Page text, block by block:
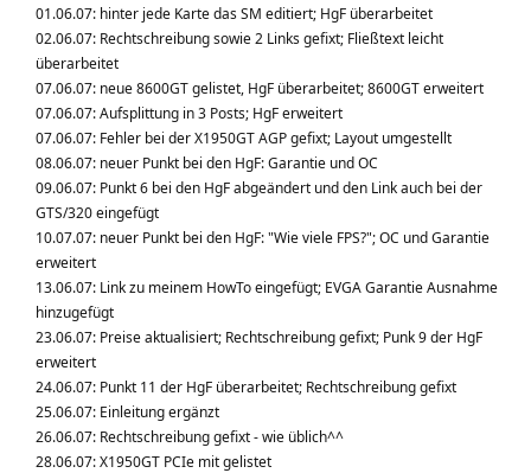
01.06.07: hinter jede Karte das SM editiert; HgF überarbeitet
02.06.07: Rechtschreibung sowie 2 Links gefixt; Fließtext leicht
überarbeitet
07.06.07: neue 8600GT gelistet, HgF überarbeitet; 8600GT erweitert
07.06.07: Aufsplittung in 3 Posts; HgF erweitert
07.06.07: Fehler bei der X1950GT AGP gefixt; Layout umgestellt
08.06.07: neuer Punkt bei den HgF: Garantie und OC
09.06.07: Punkt 6 bei den HgF abgeändert und den Link auch bei der
GTS/320 eingefügt
10.07.07: neuer Punkt bei den HgF: "Wie viele FPS?"; OC und Garantie
erweitert
13.06.07: Link zu meinem HowTo eingefügt; EVGA Garantie Ausnahme
hinzugefügt
23.06.07: Preise aktualisiert; Rechtschreibung gefixt; Punk 9 der HgF
erweitert
24.06.07: Punkt 11 der HgF überarbeitet; Rechtschreibung gefixt
25.06.07: Einleitung ergänzt
26.06.07: Rechtschreibung gefixt - wie üblich^^
28.06.07: X1950GT PCIe mit gelistet